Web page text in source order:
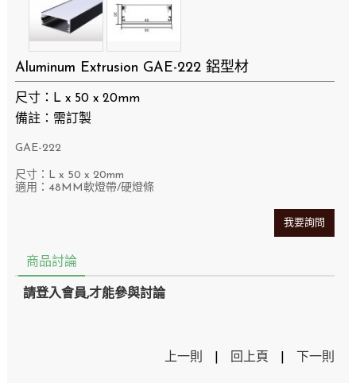
Aluminum Extrusion GAE-222 鋁型材
尺寸：L x 50 x 20mm
備註：需訂製
GAE-222
尺寸：L x 50 x 20mm
適用：48MM軟燈帶/硬燈條
我要詢問
商品討論
請登入會員,才能參與討論
上一則 回上頁 下一則